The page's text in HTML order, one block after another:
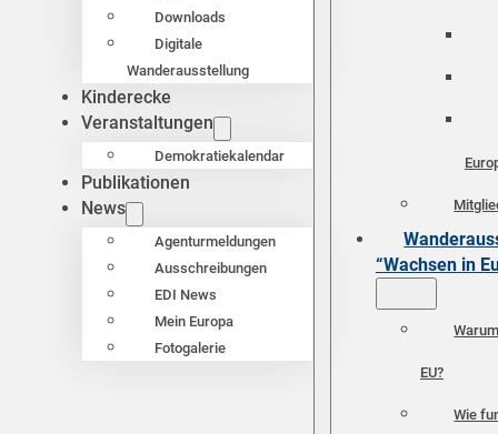
Downloads
Digitale
Wanderausstellung
Kinderecke
Veranstaltungen
Demokratiekalendar
Publikationen
News
Agenturmeldungen
Ausschreibungen
EDI News
Mein Europa
Fotogalerie
“Wachsen in
EU?
Wie